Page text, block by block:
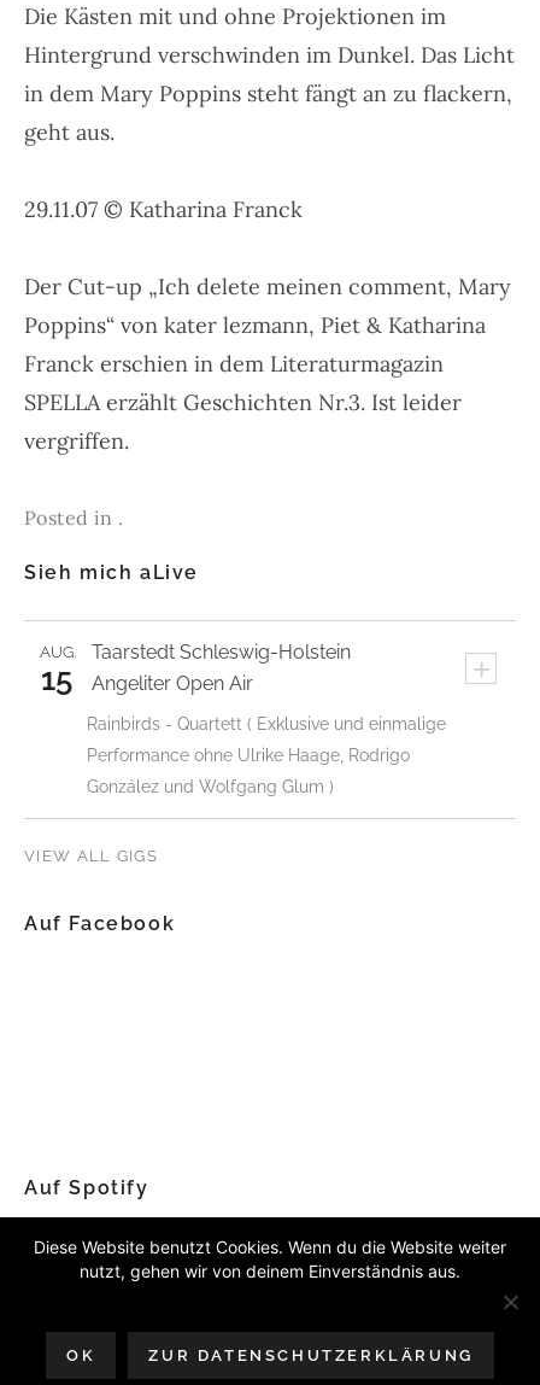
Die Kästen mit und ohne Projektionen im
Hintergrund verschwinden im Dunkel. Das Licht
in dem Mary Poppins steht fängt an zu flackern,
geht aus.
29.11.07 © Katharina Franck
Der Cut-up „Ich delete meinen comment, Mary
Poppins“ von kater lezmann, Piet & Katharina
Franck erschien in dem Literaturmagazin
SPELLAerzählt Geschichten Nr.3. Ist leider
vergriffen.
Posted in .
Sieh mich aLive
Taarstedt Schleswig-Holstein +
AUG.
15 Angeliter Open Air
Rainbirds - Quartett ( Exklusive und einmalige
Performance ohne Ulrike Haage, Rodrigo
González und Wolfgang Glum )
VIEW ALL GIGS
Auf Facebook
Auf Spotify
Diese Website benutzt Cookies. Wenn du die Website weiter
nutzt, gehen wir von deinem Einverständnis aus.
OK ZUR DATENSCHUTZERKLÄRUNG